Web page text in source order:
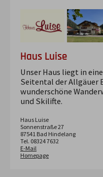
Haus Luise
Unser Haus liegt in
Seitental der Allgäuer
wunderschöne
und Skilifte.
Haus Luise
Sonnenstraße27
87541 Bad Hindelang
Tel. 08324 7632
E-Mail
Homepage